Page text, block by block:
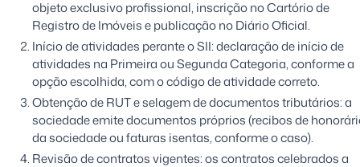
objeto exclusivo profissional, inscrição no Cartório de
Registro de Imóveis e publicação no Diário Oficial.
Início de atividades perante o SII: declaração de início de
atividades na Primeira ou Segunda Categoria, conforme a
opção escolhida, com o código de atividade correto.
Obtenção de RUT e selagem de documentos tributários: a
sociedade emite documentos próprios (recibos de
da sociedade ou faturas isentas, conforme o caso).
Revisão de contratos vigentes: os contratos celebrados a